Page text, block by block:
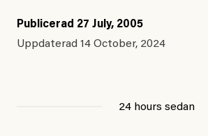
Publicerad 27 July, 2005
Uppdaterad 14 October, 2024
24 hours sedan